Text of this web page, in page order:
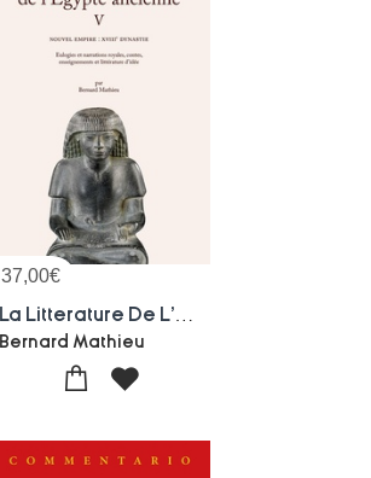
37,00€
Bernard Mathieu